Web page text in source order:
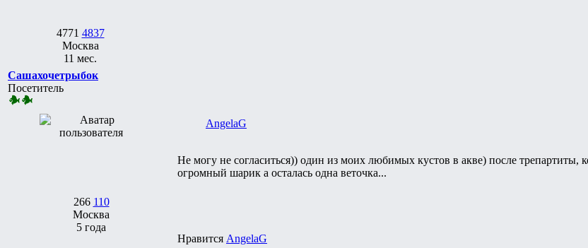
4771 4837
Москва
11 мес.
Сашахочетрыбок
Посетитель
266 110
Москва
5 года
AngelaG
Не могу не согласиться)) один из моих любимых кустов в акве) после
огромный шарик а осталась одна веточка...
Нравится AngelaG